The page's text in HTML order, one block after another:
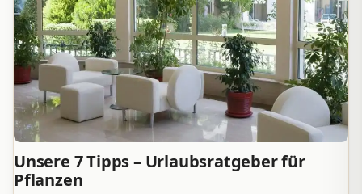
Unsere 7 Tipps – Urlaubsratgeber für
Pflanzen